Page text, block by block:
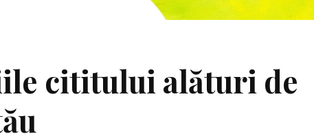
cititului alături de